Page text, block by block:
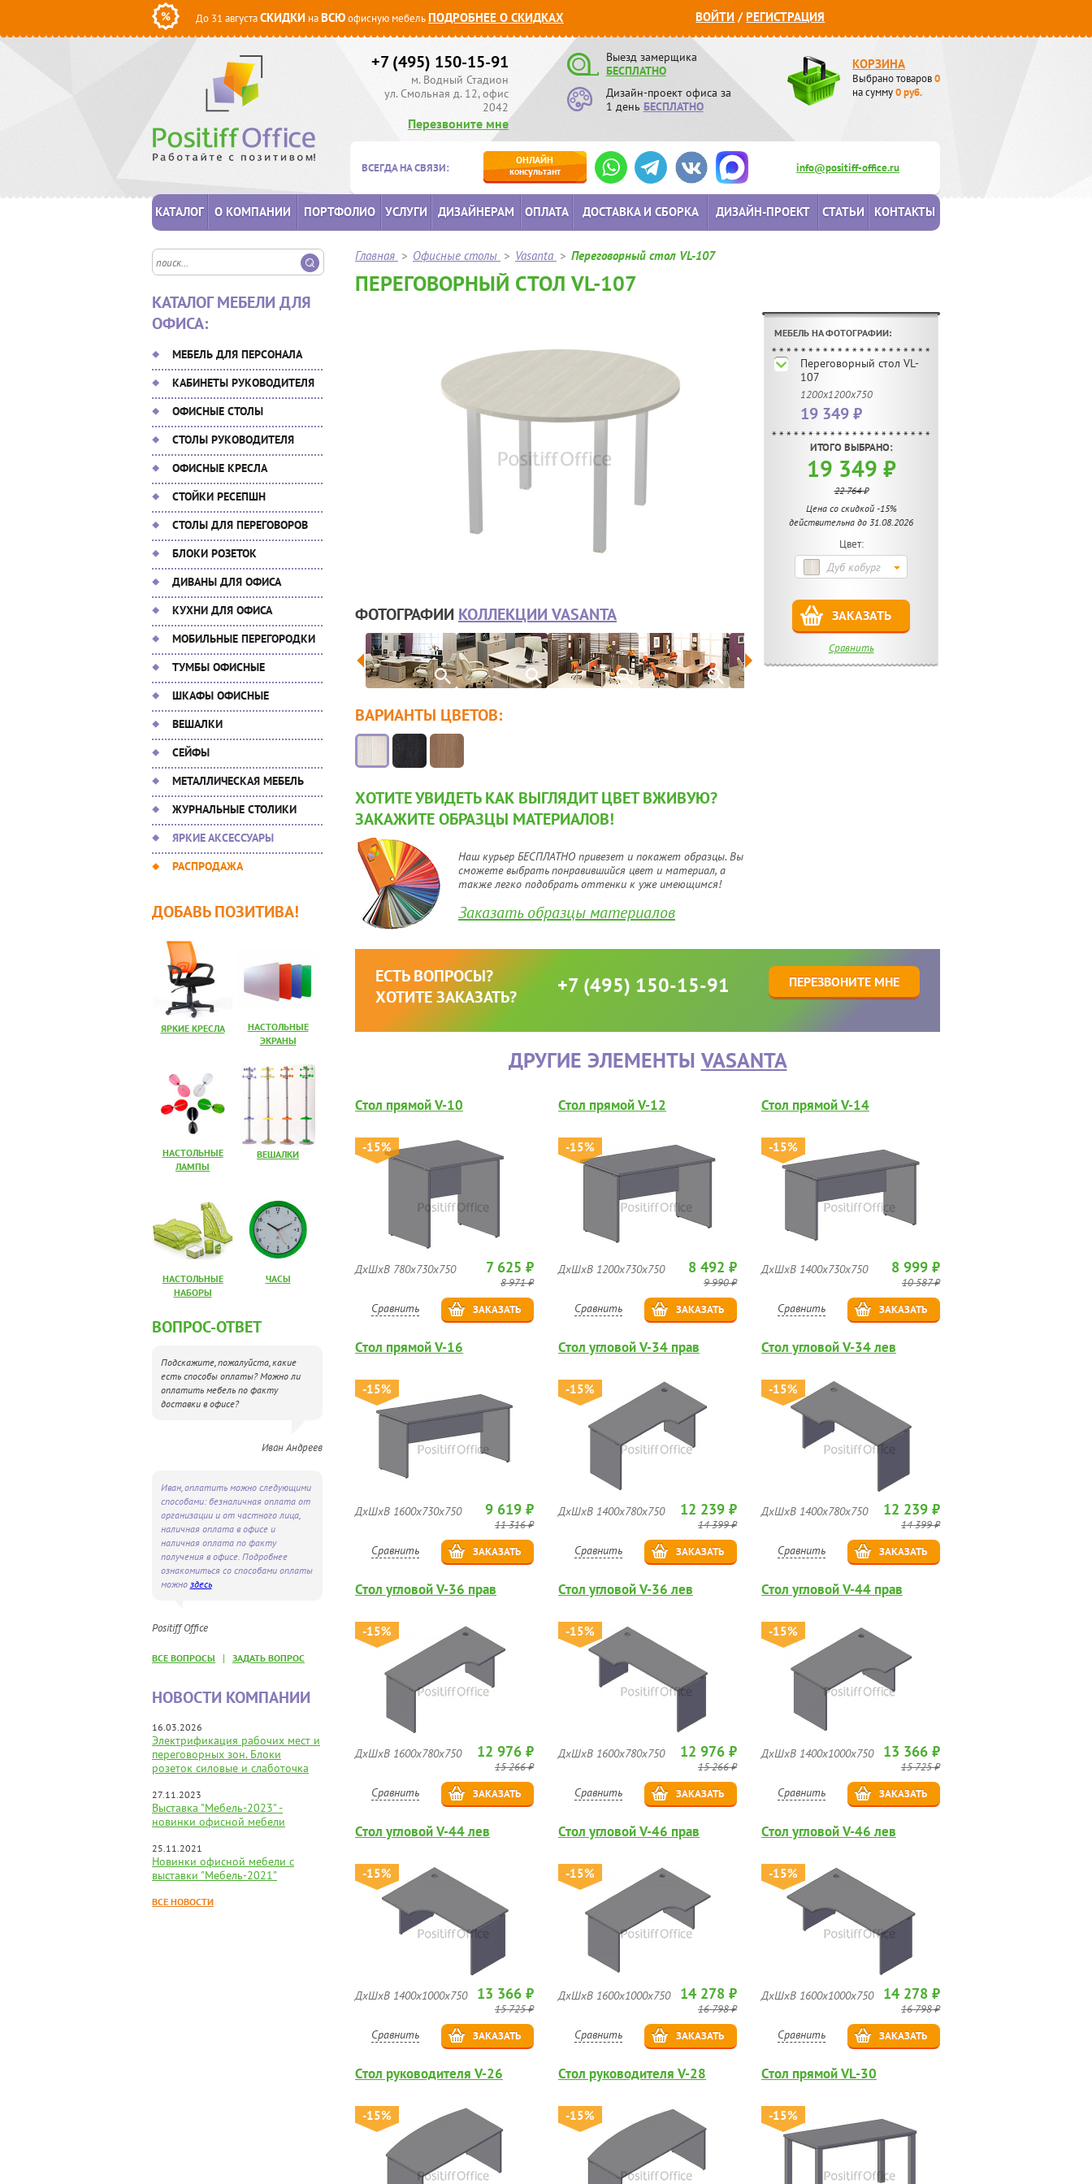
До 31 августаСКИДКИ наВСЮофисную мебельПОДРОБНЕЕ О СКИДКАХ ВОЙТИ /РЕГИСТРАЦИЯ
+7 (495) 150-15-91
м. Водный Стадион
ул. Смольная д. 12, офис
2042
Перезвоните мне
Выезд замерщика
БЕСПЛАТНО
Дизайн-проект офиса за
1 день БЕСПЛАТНО
КОРЗИНА
Выбрано товаров0
на сумму0руб.
ВСЕГДА НА СВЯЗИ:
ОНЛАЙН
консультант
info@positiff-office.ru
КАТАЛОГ О КОМПАНИИ ПОРТФОЛИО УСЛУГИ ДИЗАЙНЕРАМ ОПЛАТА ДОСТАВКА И СБОРКА ДИЗАЙН-ПРОЕКТ СТАТЬИ КОНТАКТЫ
КАТАЛОГ МЕБЕЛИ ДЛЯ
ОФИСА:
МЕБЕЛЬ ДЛЯ ПЕРСОНАЛА
КАБИНЕТЫ РУКОВОДИТЕЛЯ
ОФИСНЫЕ СТОЛЫ
СТОЛЫ РУКОВОДИТЕЛЯ
ОФИСНЫЕ КРЕСЛА
СТОЙКИ РЕСЕПШН
СТОЛЫ ДЛЯ ПЕРЕГОВОРОВ
БЛОКИ РОЗЕТОК
ДИВАНЫ ДЛЯ ОФИСА
КУХНИ ДЛЯ ОФИСА
МОБИЛЬНЫЕ ПЕРЕГОРОДКИ
ТУМБЫ ОФИСНЫЕ
ШКАФЫ ОФИСНЫЕ
ВЕШАЛКИ
СЕЙФЫ
МЕТАЛЛИЧЕСКАЯ МЕБЕЛЬ
ЖУРНАЛЬНЫЕ СТОЛИКИ
ЯРКИЕ АКСЕССУАРЫ
РАСПРОДАЖА
ДОБАВЬ ПОЗИТИВА!
ЯРКИЕ КРЕСЛА
НАСТОЛЬНЫЕ
ЭКРАНЫ
НАСТОЛЬНЫЕ
ЛАМПЫ
ВЕШАЛКИ
НАСТОЛЬНЫЕ
НАБОРЫ
ЧАСЫ
ВОПРОС-ОТВЕТ
Подскажите, пожалуйста, какие
есть способы оплаты? Можно ли
оплатить мебель по факту
доставки в офисе?
Иван Андреев
Иван, оплатить можно следующими
способами: безналичная оплата от
организации и от частного лица,
наличная оплата в офисе и
наличная оплата по факту
получения в офисе. Подробнее
ознакомиться со способами оплаты
можно здесь
Positiff Office
ВСЕ ВОПРОСЫ | ЗАДАТЬ ВОПРОС
НОВОСТИ КОМПАНИИ
16.03.2026
Электрификация рабочих мест и
переговорных зон. Блоки
розеток силовые и слаботочка
27.11.2023
Выставка "Мебель-2023" -
новинки офисной мебели
25.11.2021
Новинки офисной мебели с
выставки "Мебель-2021"
ВСЕ НОВОСТИ
Главная > Офисные столы > Vasanta > Переговорный стол VL-107
ПЕРЕГОВОРНЫЙ СТОЛ VL-107
ФОТОГРАФИИ КОЛЛЕКЦИИ VASANTA
МЕБЕЛЬ НА ФОТОГРАФИИ:
Переговорный стол VL-
107
1200х1200х750
19 349 ₽
ИТОГО ВЫБРАНО:
19 349 ₽
22 764 ₽
Цена со скидкой -15%
действительна до 31.08.2026
Цвет:
Дуб кобург
ЗАКАЗАТЬ
Сравнить
ВАРИАНТЫ ЦВЕТОВ:
ХОТИТЕ УВИДЕТЬ КАК ВЫГЛЯДИТ ЦВЕТ ВЖИВУЮ?
ЗАКАЖИТЕ ОБРАЗЦЫ МАТЕРИАЛОВ!
Наш курьер БЕСПЛАТНО привезет и покажет образцы. Вы
сможете выбрать понравившийся цвет и материал, а
также легко подобрать оттенки к уже имеющимся!
Заказать образцы материалов
ЕСТЬ ВОПРОСЫ?
ХОТИТЕ ЗАКАЗАТЬ?
+7 (495) 150-15-91 ПЕРЕЗВОНИТЕ МНЕ
ДРУГИЕ ЭЛЕМЕНТЫ VASANTA
Стол прямой V-10
-15%
ДхШхВ 780х730х750 7 625 ₽
8 971 ₽
Сравнить ЗАКАЗАТЬ
Стол прямой V-12
-15%
ДхШхВ 1200х730х750 8 492 ₽
9 990 ₽
Сравнить ЗАКАЗАТЬ
Стол прямой V-14
-15%
ДхШхВ 1400х730х750 8 999 ₽
10 587 ₽
Сравнить ЗАКАЗАТЬ
Стол прямой V-16
-15%
ДхШхВ 1600х730х750 9 619 ₽
11 316 ₽
Сравнить ЗАКАЗАТЬ
Стол угловой V-34 прав
-15%
ДхШхВ 1400х780х750 12 239 ₽
14 399 ₽
Сравнить ЗАКАЗАТЬ
Стол угловой V-34 лев
-15%
ДхШхВ 1400х780х750 12 239 ₽
14 399 ₽
Сравнить ЗАКАЗАТЬ
Стол угловой V-36 прав
-15%
ДхШхВ 1600х780х750 12 976 ₽
15 266 ₽
Сравнить ЗАКАЗАТЬ
Стол угловой V-36 лев
-15%
ДхШхВ 1600х780х750 12 976 ₽
15 266 ₽
Сравнить ЗАКАЗАТЬ
Стол угловой V-44 прав
-15%
ДхШхВ 1400х1000х750 13 366 ₽
15 725 ₽
Сравнить ЗАКАЗАТЬ
Стол угловой V-44 лев
-15%
ДхШхВ 1400х1000х750 13 366 ₽
15 725 ₽
Сравнить ЗАКАЗАТЬ
Стол угловой V-46 прав
-15%
ДхШхВ 1600х1000х750 14 278 ₽
16 798 ₽
Сравнить ЗАКАЗАТЬ
Стол угловой V-46 лев
-15%
ДхШхВ 1600х1000х750 14 278 ₽
16 798 ₽
Сравнить ЗАКАЗАТЬ
Стол руководителя V-26
-15%
Стол руководителя V-28
-15%
Стол прямой VL-30
-15%